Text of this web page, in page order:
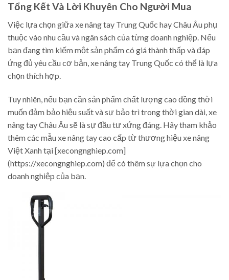
Tổng Kết Và Lời Khuyên Cho Người Mua
Việc lựa chọn giữa xe nâng tay Trung Quốc hay Châu Âu phụ
thuộc vào nhu cầu và ngân sách của từng doanh nghiệp. Nếu
bạn đang tìm kiếm một sản phẩm có giá thành thấp và đáp
ứng đủ yêu cầu cơ bản, xe nâng tay Trung Quốc có thể là lựa
chọn thích hợp.
Tuy nhiên, nếu bạn cần sản phẩm chất lượng cao đồng thời
muốn đảm bảo hiệu suất và sự bảo trì trong thời gian dài, xe
nâng tay Châu Âu sẽ là sự đầu tư xứng đáng. Hãy tham khảo
thêm các mẫu xe nâng tay cao cấp từ thương hiệu xe nâng
Việt Xanh tại [xecongnghiep.com]
(https://xecongnghiep.com) để có thêm sự lựa chọn cho
doanh nghiệp của bạn.